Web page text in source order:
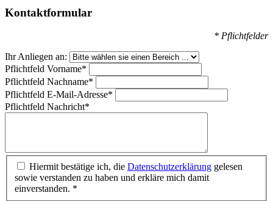
Kontaktformular
* Pflichtfelder
Ihr Anliegen an:
Pflichtfeld Vorname*
Pflichtfeld Nachname*
Pflichtfeld E-Mail-Adresse*
Pflichtfeld Nachricht*
Hiermit bestätige ich, die Datenschutzerklärung gelesen
sowie verstanden zu haben und erkläre mich damit
einverstanden. *